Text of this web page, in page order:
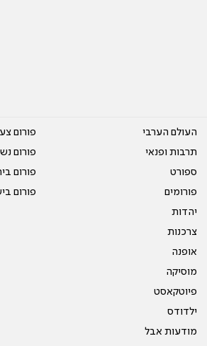
העולם הערבי
תרבות ופנאי
ספורט
פורומים
יהדות
צרכנות
אופנה
מוסיקה
פיוטקאסט
ילדודס
מודעות אבל
פורום
פורום
פורום
פורום